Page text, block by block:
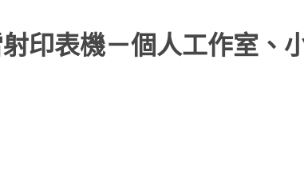
印表機－個人工作室、